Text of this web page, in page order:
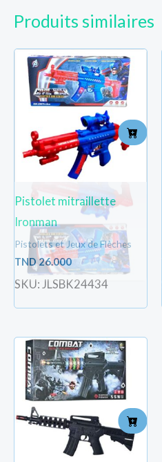
Produits similaires
Pistolet mitraillette
Ironman
Pistolets et Jeux de Flèches
TND26.000
SKU: JLSBK24434